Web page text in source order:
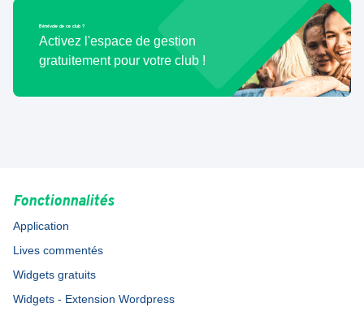
Bénévole de ce club ?
Activez l'espace de gestion
gratuitement pour votre club !
Fonctionnalités
Application
Lives commentés
Widgets gratuits
Widgets - Extension Wordpress